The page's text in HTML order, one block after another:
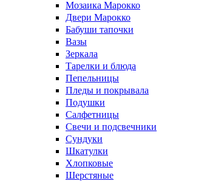
Мозаика Марокко
Двери Марокко
Бабуши тапочки
Вазы
Зеркала
Тарелки и блюда
Пепельницы
Пледы и покрывала
Подушки
Салфетницы
Свечи и подсвечники
Сундуки
Шкатулки
Хлопковые
Шерстяные